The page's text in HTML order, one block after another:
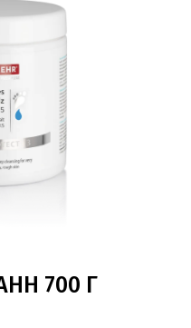
700 Г